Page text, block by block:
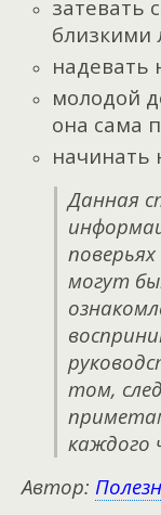
затевать
близкими
надевать
молодой
она сама
начинать
Данная
могут
том,
каждого
Автор: